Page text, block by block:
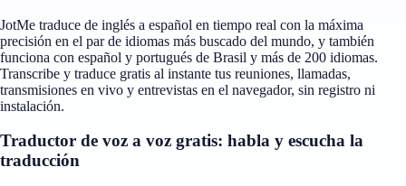
JotMe traduce de inglés a español en tiempo real con la máxima
precisión en el par de idiomas más buscado del mundo, y también
funciona con español y portugués de Brasil y más de 200 idiomas.
Transcribe y traduce gratis al instante tus reuniones, llamadas,
transmisiones en vivo y entrevistas en el navegador, sin registro ni
instalación.
Traductor de voz a voz gratis: habla y escucha la
traducción